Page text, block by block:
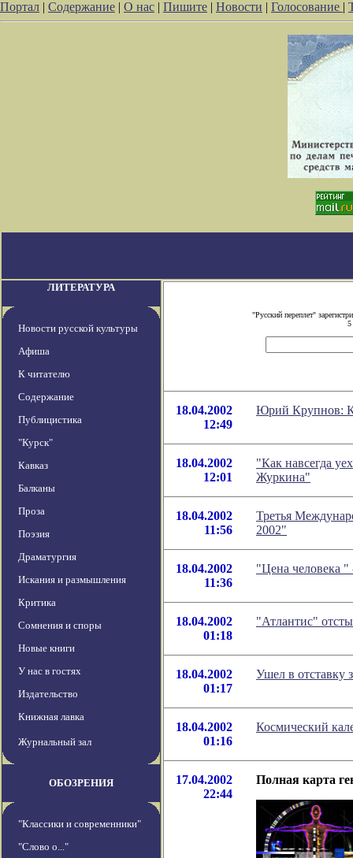
Портал | Содержание | О нас | Пишите | Новости | Голосование |
ЛИТЕРАТУРА
Новости русской культуры
Афиша
К читателю
Содержание
Публицистика
"Курск"
Кавказ
Балканы
Проза
Поэзия
Драматургия
Искания и размышления
Критика
Сомнения и споры
Новые книги
У нас в гостях
Издательство
Книжная лавка
Журнальный зал
ОБОЗРЕНИЯ
"Классики и современники"
"Слово о..."
"Русский переплет"
5
18.04.2002
12:49
Юрий Крупнов:
18.04.2002
12:01
"Как навсегда
Журкина"
18.04.2002
11:56
Третья
2002"
18.04.2002
11:36
"Цена человека
18.04.2002
01:18
"Атлантис"
18.04.2002
01:17
Ушел в отставку
18.04.2002
01:16
Космический
17.04.2002
22:44
Полная карта